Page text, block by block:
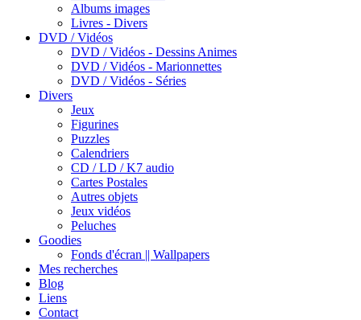
Albums images
Livres - Divers
DVD / Vidéos
DVD / Vidéos - Dessins Animes
DVD / Vidéos - Marionnettes
DVD / Vidéos - Séries
Divers
Jeux
Figurines
Puzzles
Calendriers
CD / LD / K7 audio
Cartes Postales
Autres objets
Jeux vidéos
Peluches
Goodies
Fonds d'écran || Wallpapers
Mes recherches
Blog
Liens
Contact